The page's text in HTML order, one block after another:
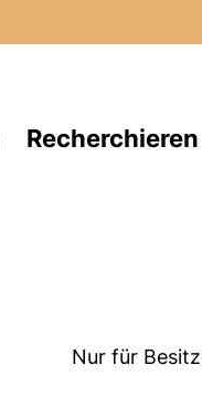
Recherchieren
Nur für